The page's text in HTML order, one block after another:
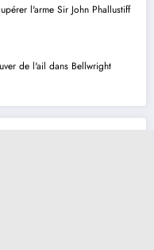
l'arme Sir John Phallustiff
de l'ail dans Bellwright